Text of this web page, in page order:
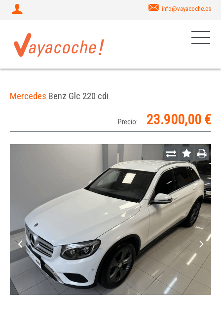
info@vayacoche.es
Mercedes Benz Glc 220 cdi
Precio: 23.900,00 €